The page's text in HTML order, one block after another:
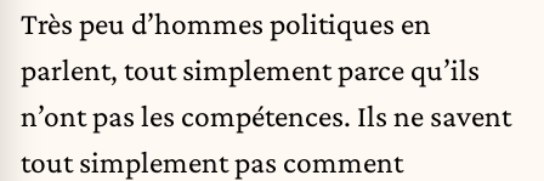
Très peu d’hommes politiques en
parlent, tout simplement parce qu’ils
n’ont pas les compétences. Ils ne savent
tout simplement pas comment